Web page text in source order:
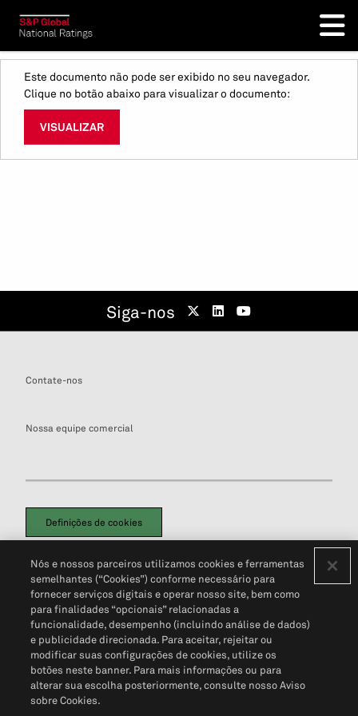
Este documento não pode ser exibido no seu navegador.
Clique no botão abaixo para visualizar o documento:
VISUALIZAR
Siga-nos
Contate-nos
Nossa equipe comercial
Definições de cookies
Política de PrivacidadePortal de privacidade do cliente (em inglês)
Não Venda Minhas Informações Pessoais© 2026 S&P Global
Nós e nossos parceiros utilizamos cookies e ferramentas
semelhantes (“Cookies”) conforme necessário para
fornecer serviços digitais e operar nosso site, bem como
para finalidades “opcionais” relacionadas a
funcionalidade, desempenho (incluindo análise de dados)
e publicidade direcionada. Para aceitar, rejeitar ou
modificar suas configurações de cookies, utilize os
botões neste banner. Para mais informações ou para
alterar sua escolha posteriormente, consulte nosso Aviso
sobre Cookies.